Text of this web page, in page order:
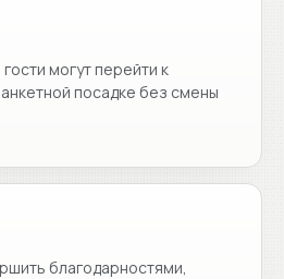
могут перейти к
посадке без смены
благодарностями,